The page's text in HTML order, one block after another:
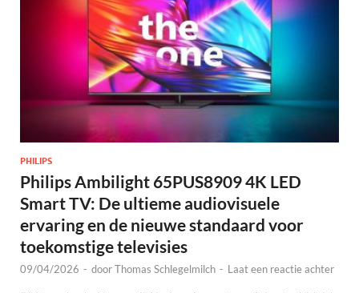
PHILIPS
Philips Ambilight 65PUS8909 4K LED
Smart TV: De ultieme audiovisuele
ervaring en de nieuwe standaard voor
toekomstige televisies
09/04/2026 - doorThomas Schlegelmilch - Laat een reactie achter